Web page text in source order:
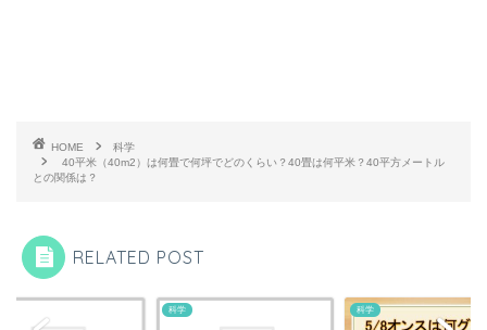
HOME
科学
40平米（40m2）は何畳で何坪でどのくらい？40畳は何平米？40平方メートル
との関係は？
RELATED POST
科学 科学